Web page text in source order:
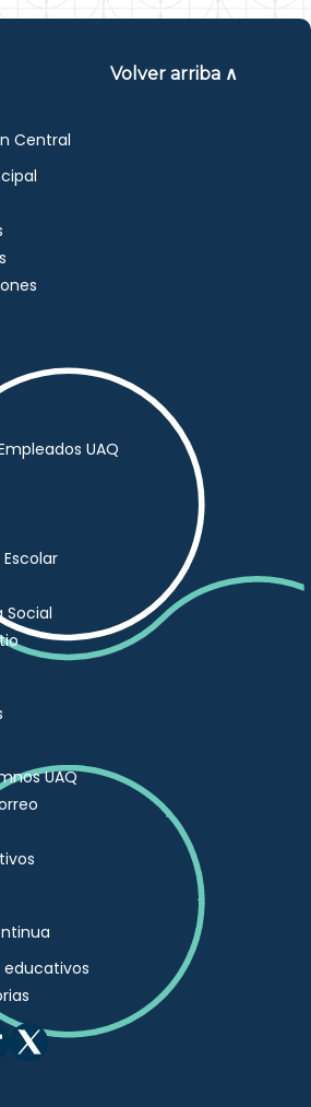
Volver arriba ∧
Central
UAQ
Social
UAQ
educativos